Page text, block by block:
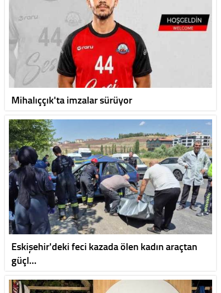
Mihalıççık'ta imzalar sürüyor
Eskişehir'deki feci kazada ölen kadın araçtan
güçl…